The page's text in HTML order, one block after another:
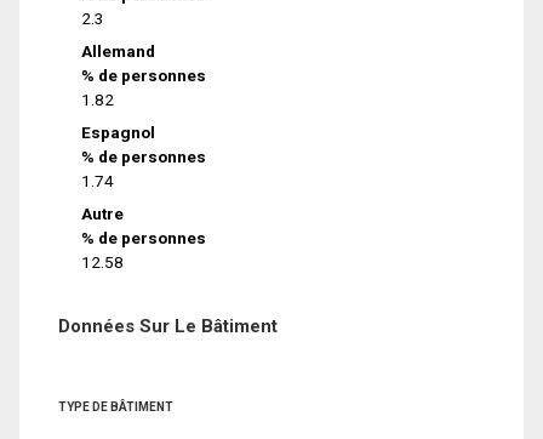
2.3
Allemand
% de personnes
1.82
Espagnol
% de personnes
1.74
Autre
% de personnes
12.58
Données Sur Le Bâtiment
TYPE DE BÂTIMENT